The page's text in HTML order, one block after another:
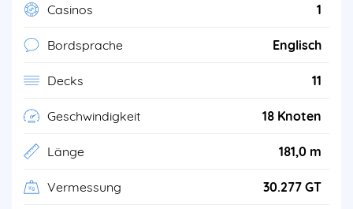
Casinos 1
Bordsprache Englisch
Decks 11
Geschwindigkeit 18 Knoten
Länge 181,0 m
Vermessung 30.277 GT